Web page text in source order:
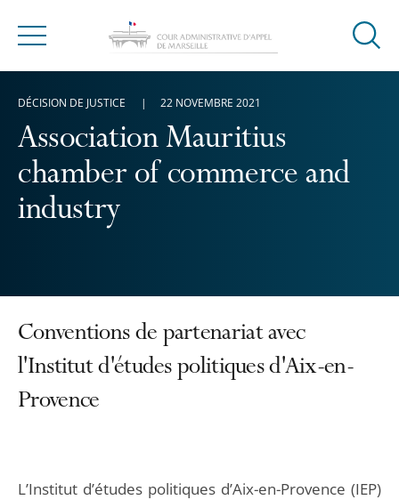
Menu
Ouvrir
Association Mauritius
chamber of commerce and
industry
DÉCISION DE JUSTICE 22 NOVEMBRE 2021
Conventions de partenariat avec
l'Institut d'études politiques d'Aix-en-
Provence
L’Institut d’études politiques d’Aix-en-Provence (IEP)